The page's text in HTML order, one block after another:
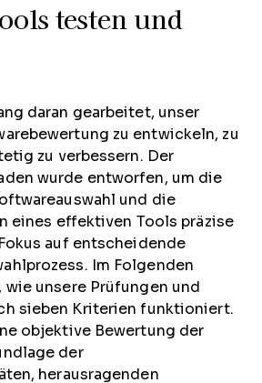
testen und
daran gearbeitet, unser
zu entwickeln, zu
zu verbessern. Der
wurde entworfen, um die
und die
eines effektiven Tools präzise
auf entscheidende
Im Folgenden
wie unsere Prüfungen und
sieben Kriterien funktioniert.
objektive Bewertung der
der
herausragenden